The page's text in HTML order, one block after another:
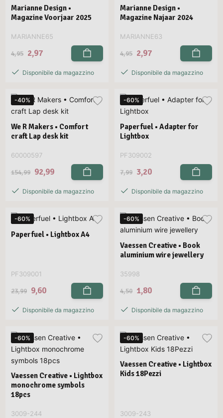
Marianne Design •
Magazine Voorjaar 2025
MARIANNE65
4,95 2,97
Disponibile da magazzino
Marianne Design •
Magazine Najaar 2024
MARIANNE63
4,95 2,97
Disponibile da magazzino
-40%
We R Makers • Comfort
craft Lap desk kit
60000597
154,99 92,99
Disponibile da magazzino
-60%
Paperfuel • Adapter for
Lightbox
PF309002
7,99 3,20
Disponibile da magazzino
-60%
Paperfuel • Lightbox A4
PF309001
23,99 9,60
Disponibile da magazzino
-60%
Vaessen Creative • Book
aluminium wire jewellery
35998
4,50 1,80
Disponibile da magazzino
-60%
Vaessen Creative • Lightbox
monochrome symbols
18pcs
3009-244
-60%
Vaessen Creative • Lightbox
Kids 18Pezzi
3009-243